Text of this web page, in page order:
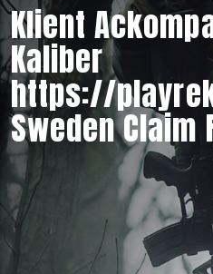
Klient
Kaliber
https://
Sweden Claim